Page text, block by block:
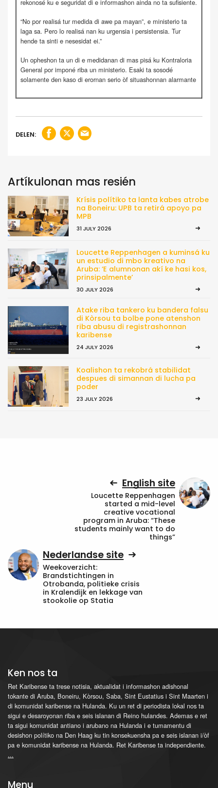
rekonosé ku e seguridat di e informashon ainda no ta sufisiente.
“No por realisá tur medida di awe pa mayan”, e ministerio ta
laga sa. Pero lo realisá nan ku urgensia i persistensia. Tur
hende ta sinti e nesesidat ei.”
Un opheshon ta un di e medidanan di mas pisá ku Kontraloria
General por imponé riba un ministerio. Esaki ta sosodé
solamente den kaso di erornan serio òf situashonnan alarmante
DELEN:
Artíkulonan mas resién
Krísis polítiko ta lanta kabes atrobe
na Boneiru: UPB ta retirá apoyo pa
MPB
31 JULY 2026
Loucette Reppenhagen a kuminsá ku
un estudio di mbo kreativo na
Aruba: ‘E alumnonan akí ke hasi kos,
prinsipalmente’
30 JULY 2026
Atake riba tankero ku bandera falsu
di Kòrsou ta bolbe pone atenshon
riba abusu di registrashonnan
karibense
24 JULY 2026
Koalishon ta rekobrá stabilidat
despues di simannan di lucha pa
poder
23 JULY 2026
English site
Loucette Reppenhagen
started a mid-level
creative vocational
program in Aruba: “These
students mainly want to do
things”
Nederlandse site
Weekoverzicht:
Brandstichtingen in
Otrobanda, politieke crisis
in Kralendijk en lekkage van
stookolie op Statia
Ken nos ta
Ret Karibense ta trese notisia, aktualidat i informashon adishonal
tokante di Aruba, Boneiru, Kòrsou, Saba, Sint Eustatius i Sint Maarten i
di komunidat karibense na Hulanda. Ku un ret di periodista lokal nos ta
sigui e desaroyonan riba e seis islanan di Reino hulandes. Ademas e ret
ta sigui komunidat antiano i arubano na Hulanda i e tumamentu di
desishon polítiko na Den Haag ku tin konsekuensha pa e seis islanan i/òf
pa e komunidat karibense na Hulanda. Ret Karibense ta independiente.
...
Menu